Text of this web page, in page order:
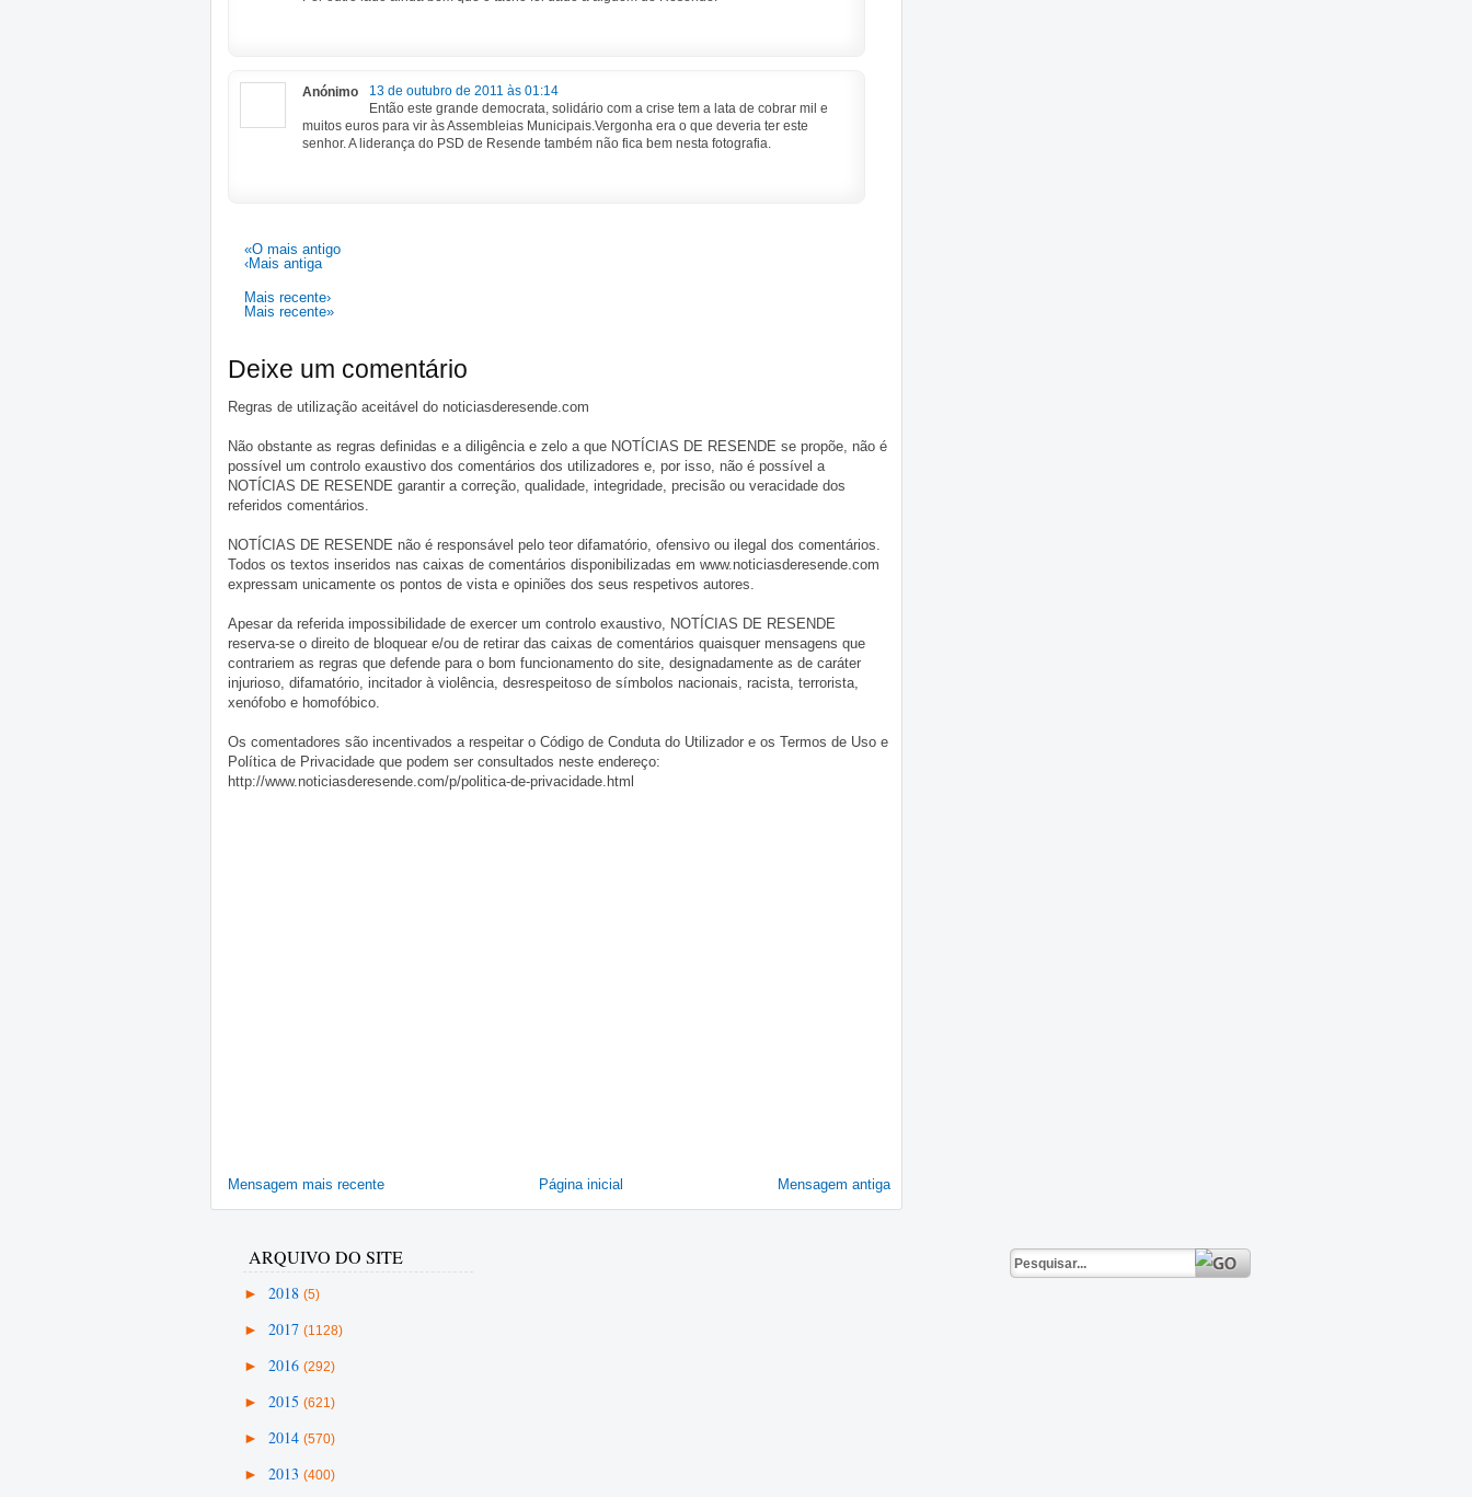
Anónimo
13 de outubro de 2011 às 01:14
Então este grande democrata, solidário com a crise tem a lata de cobrar mil e
muitos euros para vir às Assembleias Municipais.Vergonha era o que deveria ter este
senhor. A liderança do PSD de Resende também não fica bem nesta fotografia.
«O mais antigo
‹Mais antiga
Mais recente›
Mais recente»
Deixe um comentário
Regras de utilização aceitável do noticiasderesende.com
Não obstante as regras definidas e a diligência e zelo a que NOTÍCIAS DE RESENDE se propõe, não é
possível um controlo exaustivo dos comentários dos utilizadores e, por isso, não é possível a
NOTÍCIAS DE RESENDE garantir a correção, qualidade, integridade, precisão ou veracidade dos
referidos comentários.
NOTÍCIAS DE RESENDE não é responsável pelo teor difamatório, ofensivo ou ilegal dos comentários.
Todos os textos inseridos nas caixas de comentários disponibilizadas em www.noticiasderesende.com
expressam unicamente os pontos de vista e opiniões dos seus respetivos autores.
Apesar da referida impossibilidade de exercer um controlo exaustivo, NOTÍCIAS DE RESENDE
reserva-se o direito de bloquear e/ou de retirar das caixas de comentários quaisquer mensagens que
contrariem as regras que defende para o bom funcionamento do site, designadamente as de caráter
injurioso, difamatório, incitador à violência, desrespeitoso de símbolos nacionais, racista, terrorista,
xenófobo e homofóbico.
Os comentadores são incentivados a respeitar o Código de Conduta do Utilizador e os Termos de Uso e
Política de Privacidade que podem ser consultados neste endereço:
http://www.noticiasderesende.com/p/politica-de-privacidade.html
Mensagem mais recente Mensagem antiga
Página inicial
ARQUIVO DO SITE
► 2018 (5)
► 2017 (1128)
► 2016 (292)
► 2015 (621)
► 2014 (570)
► 2013 (400)